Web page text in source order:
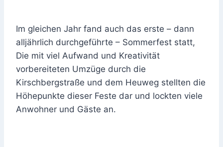
Im gleichen Jahr fand auch das erste – dann
alljährlich durchgeführte – Sommerfest statt,
Die mit viel Aufwand und Kreativität
vorbereiteten Umzüge durch die
Kirschbergstraße und dem Heuweg stellten die
Höhepunkte dieser Feste dar und lockten viele
Anwohner und Gäste an.